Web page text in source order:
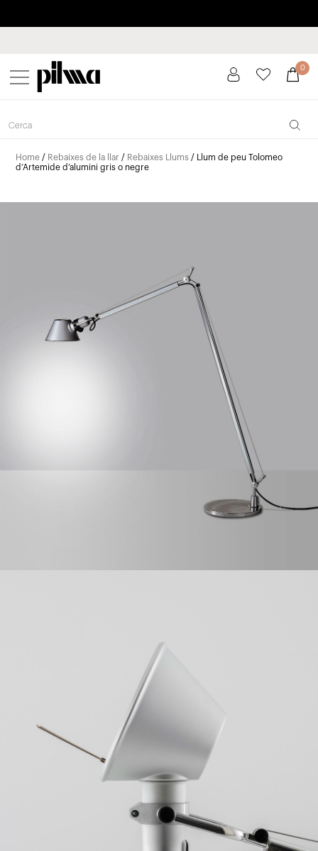
pilma 0
Home / Rebaixes de la llar / Rebaixes Llums / Llum de peu Tolomeo
d’Artemide d’alumini gris o negre